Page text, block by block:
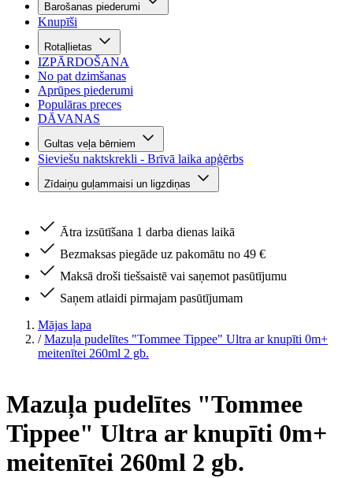
Barošanas piederumi
Knupīši
Rotaļlietas
IZPĀRDOŠANA
No pat dzimšanas
Aprūpes piederumi
Populāras preces
DĀVANAS
Gultas veļa bērniem
Sieviešu naktskrekli - Brīvā laika apģērbs
Zīdaiņu guļammaisi un ligzdiņas
Ātra izsūtīšana 1 darba dienas laikā
Bezmaksas piegāde uz pakomātu no 49 €
Maksā droši tiešsaistē vai saņemot pasūtījumu
Saņem atlaidi pirmajam pasūtījumam
Mājas lapa
/ Mazuļa pudelītes "Tommee Tippee" Ultra ar knupīti 0m+
meitenītei 260ml 2 gb.
Mazuļa pudelītes "Tommee
Tippee" Ultra ar knupīti 0m+
meitenītei 260ml 2 gb.